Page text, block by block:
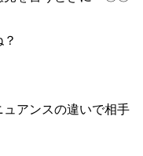
アンスの違いで相手